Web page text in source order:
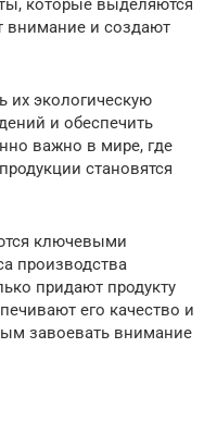
которые выделяются
внимание и создают
их экологическую
и обеспечить
важно в мире, где
становятся
ключевыми
производства
придают продукту
его качество и
завоевать внимание